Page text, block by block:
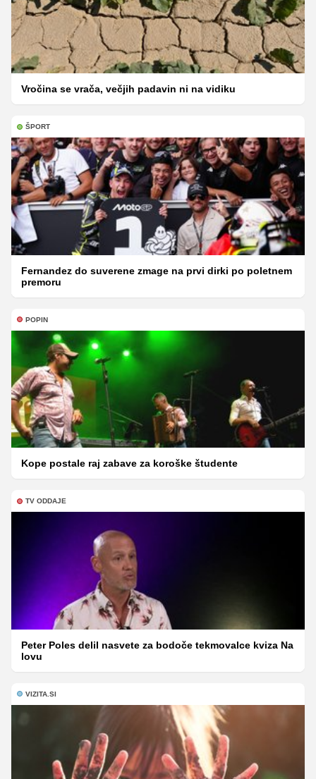
Vročina se vrača, večjih padavin ni na vidiku
ŠPORT
Fernandez do suverene zmage na prvi dirki po poletnem
premoru
POPIN
Kope postale raj zabave za koroške študente
TV ODDAJE
Peter Poles delil nasvete za bodoče tekmovalce kviza Na
lovu
VIZITA.SI